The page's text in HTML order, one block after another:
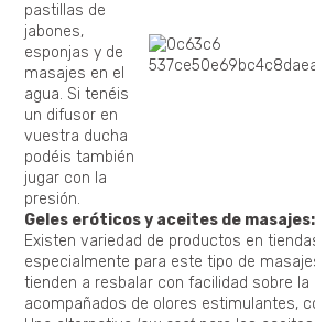
pastillas de
jabones,
esponjas y de
masajes en el
agua. Si tenéis
un difusor en
vuestra ducha
podéis también
jugar con la
presión.
Geles eróticos y aceites de masajes:
Existen variedad de productos en
especialmente para este tipo de
tienden a resbalar con facilidad sobre la
acompañados de olores estimulantes,